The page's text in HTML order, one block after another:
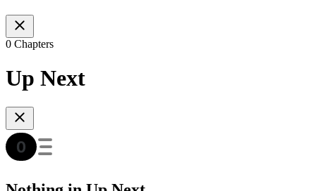
0 Chapters
Up Next